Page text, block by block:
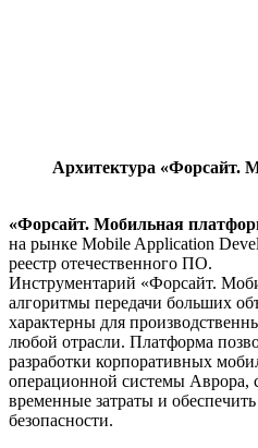
Архитектура «Форсайт.
«Форсайт. Мобильная
на рынке Mobile Application
реестр отечественного ПО.
Инструментарий «Форсайт.
алгоритмы передачи больших
характерны для
любой отрасли. Платформа
разработки корпоративных
операционной системы Аврора,
временные затраты и
безопасности.